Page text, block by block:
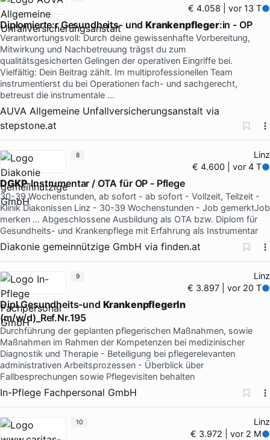
€ 4.058 | vor 13 T
Diplomierte:r Gesundheits- undKrankenpfleger:in - OP
Verantwortungsvoll: Durch deine gewissenhafte Vorbereitung,
Mitwirkung und Nachbetreuung trägst du zum
qualitätsgesicherten Gelingen der operativen Eingriffe bei.
Vielfältig: Dein Beitrag zählt. Im multiprofessionellen Team
instrumentierst du bei Operationen fach- und sachgerecht,
betreust die instrumentale …
AUVA Allgemeine Unfallversicherungsanstalt via
stepstone.at
Linz
€ 4.600 | vor 4 T
DGKP-Instrumentar / OTA für OP - Pflege
30-39 Wochenstunden, ab sofort - ab sofort - Vollzeit, Teilzeit -
Klinik Diakonissen Linz - 30-39 Wochenstunden - Job gemerktJob
merken … Abgeschlossene Ausbildung als OTA bzw. Diplom für
Gesundheits- und Krankenpflege mit Erfahrung als Instrumentar
Diakonie gemeinnützige GmbH via finden.at
8
Linz
€ 3.897 | vor 20 T
Dipl.Gesundheits-und KrankenpflegerIn
(m/w/d)_Ref.Nr.195
Durchführung der geplanten pflegerischen Maßnahmen, sowie
Maßnahmen im Rahmen der Kompetenzen bei medizinischer
Diagnostik und Therapie - Beteiligung bei pflegerelevanten
administrativen Arbeitsprozessen - Überblick über
Fallbesprechungen sowie Pflegevisiten behalten
In-Pflege Fachpersonal GmbH
9
Linz
€ 3.972 | vor 2 M
10